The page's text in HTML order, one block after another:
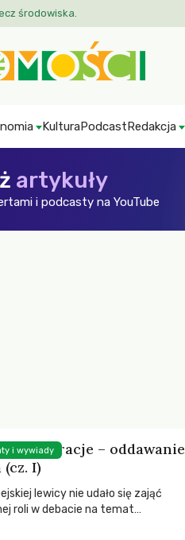
środowiska.
KulturaPodcastRedakcja
artykuły
i podcasty na YouTube
i migracje – oddawanie
I)
lewicy nie udało się zająć
roli w debacie na temat
i wywiady